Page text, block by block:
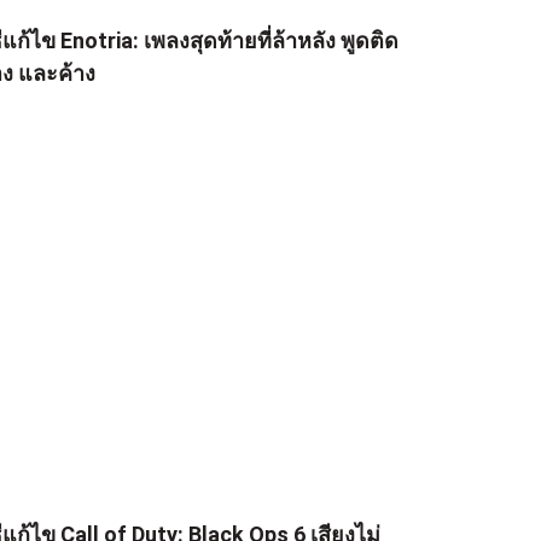
ก้ไข Enotria: เพลงสุดท้ายที่ล้าหลัง พูดติด
และค้าง
ก้ไข Call of Duty: Black Ops 6 เสียงไม่